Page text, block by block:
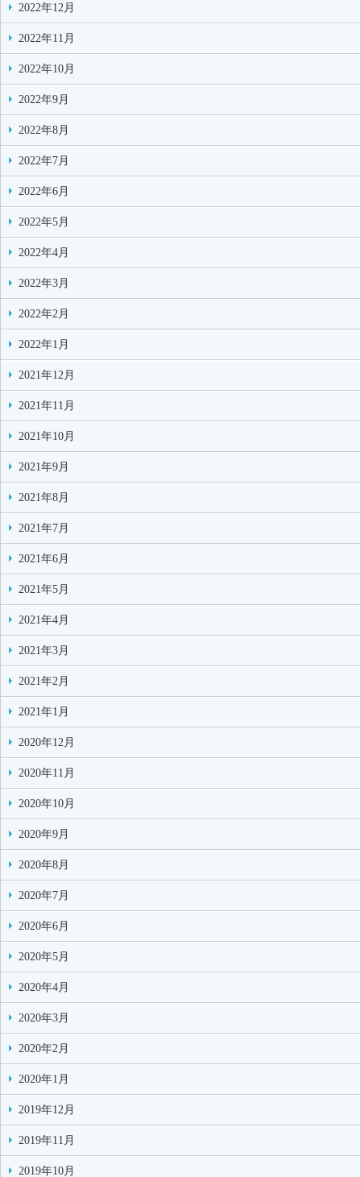
2022年12月
2022年11月
2022年10月
2022年9月
2022年8月
2022年7月
2022年6月
2022年5月
2022年4月
2022年3月
2022年2月
2022年1月
2021年12月
2021年11月
2021年10月
2021年9月
2021年8月
2021年7月
2021年6月
2021年5月
2021年4月
2021年3月
2021年2月
2021年1月
2020年12月
2020年11月
2020年10月
2020年9月
2020年8月
2020年7月
2020年6月
2020年5月
2020年4月
2020年3月
2020年2月
2020年1月
2019年12月
2019年11月
2019年10月